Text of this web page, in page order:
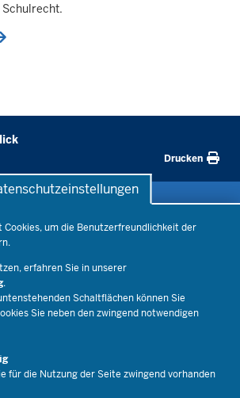
Cookies, um die Benutzerfreundlichkeit der
erfahren Sie in unserer
.
Schaltflächen können Sie
Sie neben den zwingend notwendigen
für die Nutzung der Seite zwingend vorhanden
Schulrecht.
Drucken
Feller
Mauer